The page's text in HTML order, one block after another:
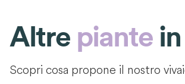
Altre piante in
Scopri cosa propone il nostro